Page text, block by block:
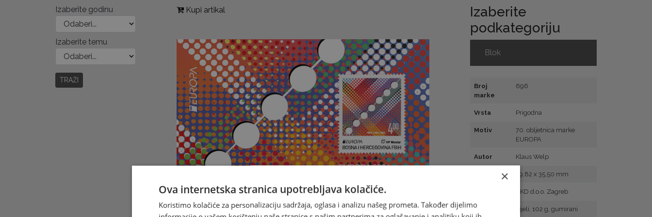
Izaberite godinu
Izaberite temu
TRAŽI
Kupi artikal
Izaberite
podkategoriju
Blok
Broj
marke
696
Vrsta Prigodna
Motiv
70. obljetnica marke
EUROPA
Autor Klaus Welp
29,82 x 35,50 mm
AKD d.o.o. Zagreb
Papir bijeli, 102 g, gumirani
×
Ova internetska stranica upotrebljava kolačiće.
Koristimo kolačiće za personalizaciju sadržaja, oglasa i analizu našeg prometa. Također dijelimo